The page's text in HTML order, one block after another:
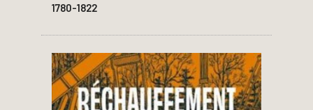
1780-1822